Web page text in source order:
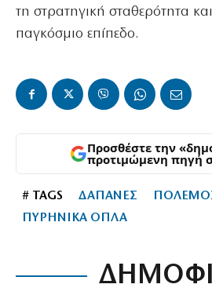
τη στρατηγική σταθερότητα
παγκόσμιο επίπεδο.
Προσθέστε την
προτιμώμενη πηγή
# TAGS ΔΑΠΑΝΕΣ
ΠΥΡΗΝΙΚΑ ΟΠΛΑ